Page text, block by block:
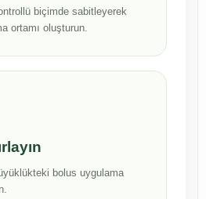
biçimde sabitleyerek
ortamı oluşturun.
bolus uygulama